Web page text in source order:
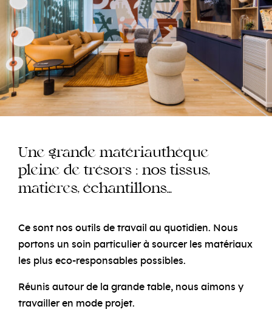
Une grande matériauthèque
pleine de trésors : nos tissus,
matières, échantillons…
Ce sont nos outils de travail au quotidien. Nous
portons un soin particulier à sourcer les matériaux
les plus eco-responsables possibles.
Réunis autour de la grande table, nous aimons y
travailler en mode projet.